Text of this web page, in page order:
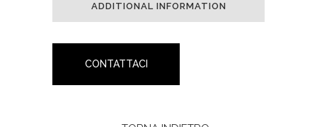
ADDITIONAL INFORMATION
CONTATTACI